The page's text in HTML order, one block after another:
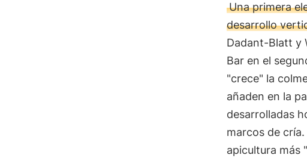
Una primera
desarrollo
Dadant-Blatt y
Bar en el
"crece" la
añaden en la
desarrolladas
marcos de
apicultura más